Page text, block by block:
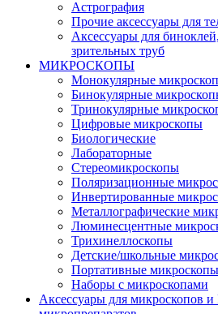
Астрография
Прочие аксессуары для
Аксессуары для
зрительных труб
МИКРОСКОПЫ
Монокулярные
Бинокулярные
Тринокулярные
Цифровые микроскопы
Биологические
Лабораторные
Стереомикроскопы
Поляризационные
Инвертированные
Металлографические
Люминесцентные
Трихинеллоскопы
Детские/школьные
Портативные микроскопы
Наборы с микроскопами
Аксессуары для микроскопов